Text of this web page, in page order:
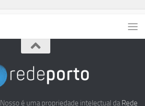
é uma propriedade intelectual daRede